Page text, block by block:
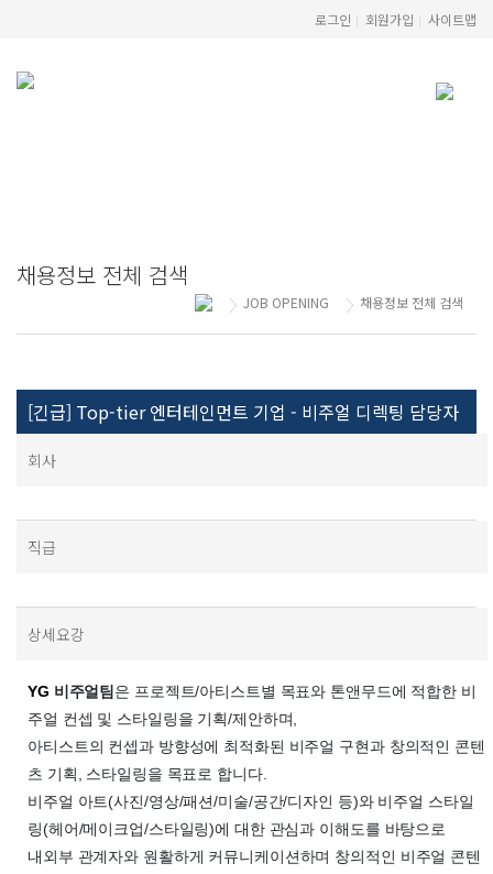
로그인 회원가입 사이트맵
채용정보 전체 검색
JOB OPENING 채용정보 전체 검색
[긴급] Top-tier 엔터테인먼트 기업 - 비주얼 디렉팅 담당자
회사
직급
상세요강
YG 비주얼팀은 프로젝트/아티스트별 목표와 톤앤무드에 적합한 비
주얼 컨셉 및 스타일링을 기획/제안하며,
아티스트의 컨셉과 방향성에 최적화된 비주얼 구현과 창의적인 콘텐
츠 기획, 스타일링을 목표로 합니다.
비주얼 아트(사진/영상/패션/미술/공간/디자인 등)와 비주얼 스타일
링(헤어/메이크업/스타일링)에 대한 관심과 이해도를 바탕으로
내외부 관계자와 원활하게 커뮤니케이션하며 창의적인 비주얼 콘텐